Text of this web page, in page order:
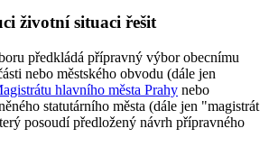
životní situaci řešit
předkládá přípravný výbor obecnímu
nebo městského obvodu (dále jen
hlavního města Prahy nebo
statutárního města (dále jen "magistrát
posoudí předložený návrh přípravného